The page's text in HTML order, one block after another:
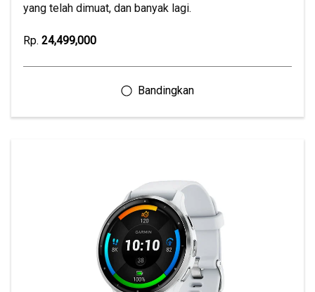
yang telah dimuat, dan banyak lagi.
Rp. 24,499,000